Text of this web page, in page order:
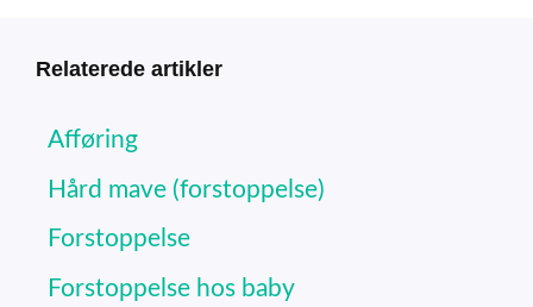
Relaterede artikler
Afføring
Hård mave (forstoppelse)
Forstoppelse
Forstoppelse hos baby